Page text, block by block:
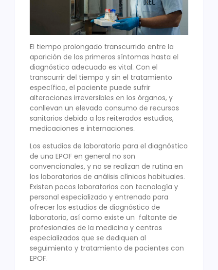
El tiempo prolongado transcurrido entre la
aparición de los primeros síntomas hasta el
diagnóstico adecuado es vital. Con el
transcurrir del tiempo y sin el tratamiento
específico, el paciente puede sufrir
alteraciones irreversibles en los órganos, y
conllevan un elevado consumo de recursos
sanitarios debido a los reiterados estudios,
medicaciones e internaciones.
Los estudios de laboratorio para el diagnóstico
de una EPOF en general no son
convencionales, y no se realizan de rutina en
los laboratorios de análisis clínicos habituales.
Existen pocos laboratorios con tecnología y
personal especializado y entrenado para
ofrecer los estudios de diagnóstico de
laboratorio, así como existe un faltante de
profesionales de la medicina y centros
especializados que se dediquen al
seguimiento y tratamiento de pacientes con
EPOF.